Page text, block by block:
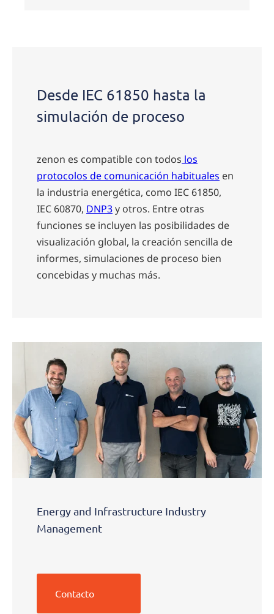
Desde IEC 61850 hasta la
simulación de proceso
zenon es compatible con todos los
protocolos de comunicación habituales en
la industria energética, como IEC 61850,
IEC 60870, DNP3y otros. Entre otras
funciones se incluyen las posibilidades de
visualización global, la creación sencilla de
informes, simulaciones de proceso bien
concebidas y muchas más.
Energy and Infrastructure Industry
Management
Contacto